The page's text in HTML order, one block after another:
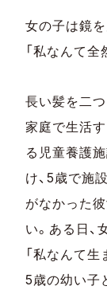
女の子は鏡を
「私なんて全
長い髪を二
家庭で生活
る児童養護
け、5歳で施
がなかった
い。ある日、
「私なんて
5歳の幼い子